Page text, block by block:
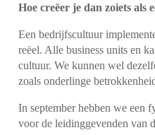
Hoe creëer je dan zoiets als
Een bedrijfscultuur
reëel. Alle business units en
cultuur. We kunnen wel
zoals onderlinge
In september hebben we een
voor de leidinggevenden van